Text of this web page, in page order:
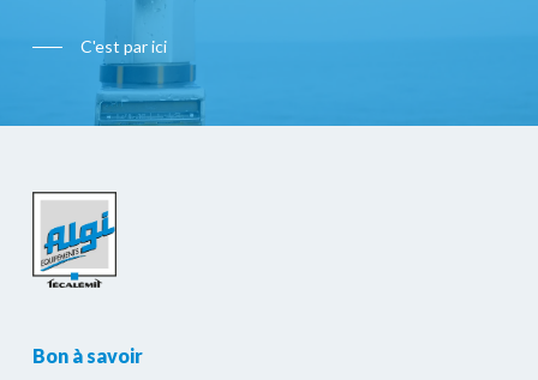
C'est par ici
Bon à savoir